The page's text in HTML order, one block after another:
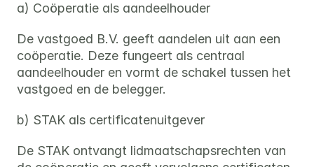
a) Coöperatie als aandeelhouder
De vastgoed B.V. geeft aandelen uit aan een
coöperatie. Deze fungeert als centraal
aandeelhouder en vormt de schakel tussen het
vastgoed en de belegger.
b) STAK als certificatenuitgever
De STAK ontvangt lidmaatschapsrechten van